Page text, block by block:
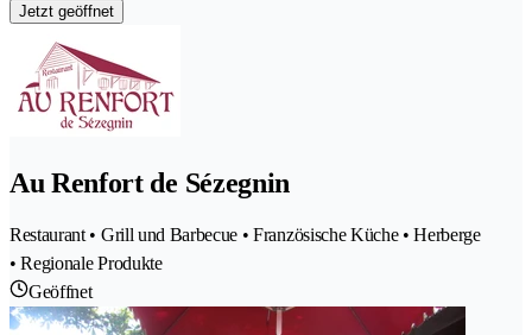
Jetzt geöffnet
Au Renfort de Sézegnin
Restaurant • Grill und Barbecue • Französische Küche • Herberge
• Regionale Produkte
Geöffnet